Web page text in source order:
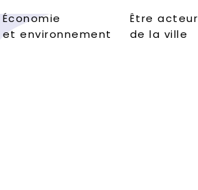
Économie
et environnement
Être acteur
de la ville